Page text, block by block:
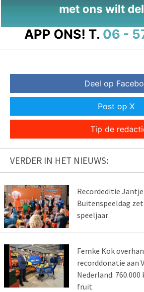
met ons wilt
APP ONS! T. 06 -
Deel op
Post op X
Tip de
VERDER IN HET NIEUWS:
Recordeditie
Buitenspeeldag
speeljaar
Femke Kok
recorddonatie aan
Nederland:
fruit